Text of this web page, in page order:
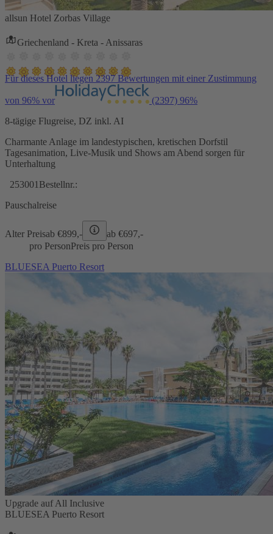
allsun Hotel Zorbas Village
Griechenland - Kreta - Anissaras
Für dieses Hotel liegen 2397 Bewertungen mit einer Zustimmung
von 96% vor (2397) 96%
8-tägige Flugreise, DZ inkl. AI
Charmante Anlage im landestypischen, kretischen Dorfstil
Tagesanimation, Live-Musik und Shows am Abend sorgen für
Unterhaltung
253001 Bestellnr.:
Pauschalreise
Alter Preisab €899,- ab €697,-
pro PersonPreis pro Person
BLUESEA Puerto Resort
Upgrade auf All Inclusive
BLUESEA Puerto Resort